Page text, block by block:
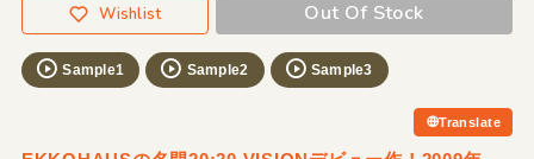
Wishlist Out Of Stock
Sample1 Sample2 Sample3
Translate